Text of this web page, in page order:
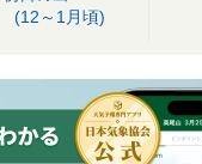
(12～1月頃)